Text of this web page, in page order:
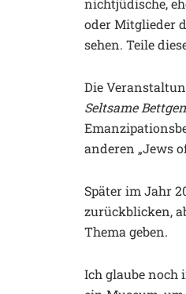
nichtjüdische,
oder Mitglieder
sehen. Teile
Die
Seltsame
anderen „Jews
Später im Jahr
zurückblicken,
Thema geben.
Ich glaube noch